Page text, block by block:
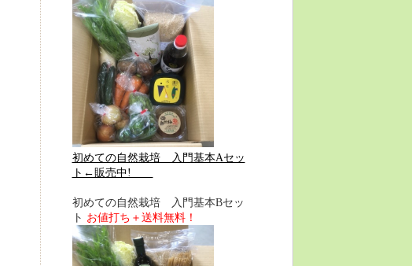
初めての自然栽培 入門基本Aセッ
ト←販売中!
初めての自然栽培 入門基本Bセッ
ト お値打ち＋送料無料！